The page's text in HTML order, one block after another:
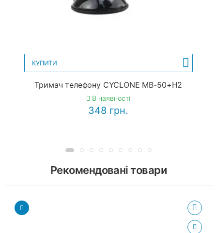
КУПИТИ
Тримач телефону CYCLONE MB-50+H2
В наявності
348 грн.
Рекомендовані товари